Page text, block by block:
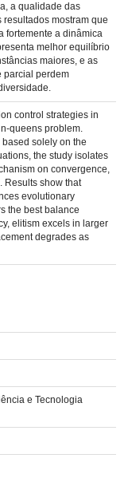
a qualidade das
resultados mostram que
fortemente a dinâmica
melhor equilíbrio
maiores, e as
parcial perdem
control strategies in
queens problem.
solely on the
the study isolates
on convergence,
Results show that
evolutionary
the best balance
elitism excels in larger
degrades as
e Tecnologia